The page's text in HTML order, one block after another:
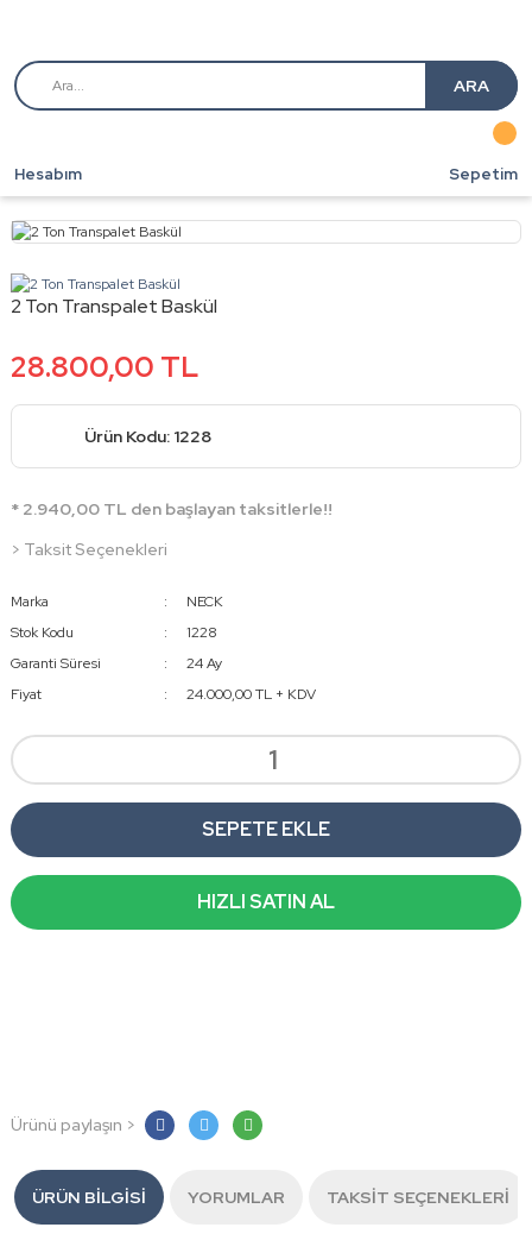
ARA
Hesabım Sepetim
2 Ton Transpalet Baskül
28.800,00 TL
Ürün Kodu: 1228
* 2.940,00 TL den başlayan taksitlerle!!
> Taksit Seçenekleri
Marka
NECK
Stok Kodu
1228
Garanti Süresi
24 Ay
Fiyat
24.000,00 TL + KDV
SEPETE EKLE
HIZLI SATIN AL
Ürünü paylaşın >
ÜRÜN BILGISI YORUMLAR TAKSIT SEÇENEKLERI